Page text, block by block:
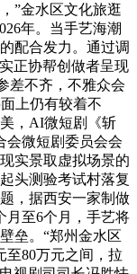
”金水区文化旅逛
年。当手艺海潮
配合发力。通过调
正协帮创做者呈现
差不齐，不雅众会
上仍有较着不
，AI微短剧《斩
会微短剧委员会会
实景取虚拟场景的
头测验考试村落复
，据西安一家制做
月至6个月，手艺将
垒。“郑州金水区
至80万元之间，拉